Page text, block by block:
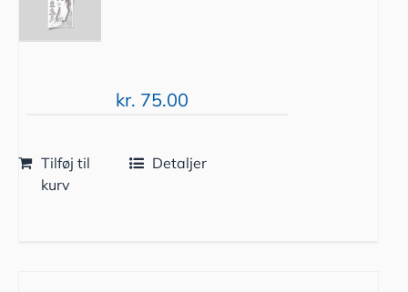
kr. 75.00
Tilføj til
kurv
Detaljer